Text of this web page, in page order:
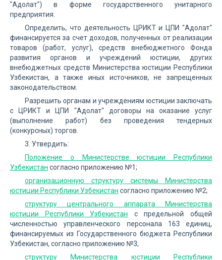
"Адолат") в форме государственного унитарного
предприятия.
Определить, что деятельность ЦРИКТ и ЦПИ "Адолат"
финансируется за счет доходов, полученных от реализации
товаров (работ, услуг), средств внебюджетного Фонда
развития органов и учреждений юстиции, других
внебюджетных средств Министерства юстиции Республики
Узбекистан, а также иных источников, не запрещенных
законодательством.
Разрешить органам и учреждениям юстиции заключать
с ЦРИКТ и ЦПИ "Адолат" договоры на оказание услуг
(выполнение работ) без проведения тендерных
(конкурсных) торгов.
3. Утвердить:
Положение о Министерстве юстиции Республики
Узбекистан согласно приложению №1;
организационную структуру системы Министерства
юстиции Республики Узбекистан согласно приложению №2;
структуру центрального аппарата Министерства
юстиции Республики Узбекистан с предельной общей
численностью управленческого персонала 163 единиц,
финансируемых из Государственного бюджета Республики
Узбекистан, согласно приложению №3;
структуру Министерства юстиции Республики